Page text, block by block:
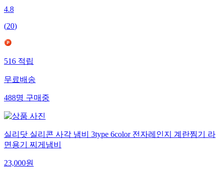
4.8
(20)
516적립
무료배송
488명구매중
실리닷 실리콘 사각 냄비 3type 6color 전자레인지 계란찜기 라
면용기 찌게냄비
23,000원